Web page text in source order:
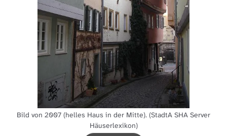
Bild von 2007 (helles Haus in der Mitte). (StadtA SHA Server
Häuserlexikon)